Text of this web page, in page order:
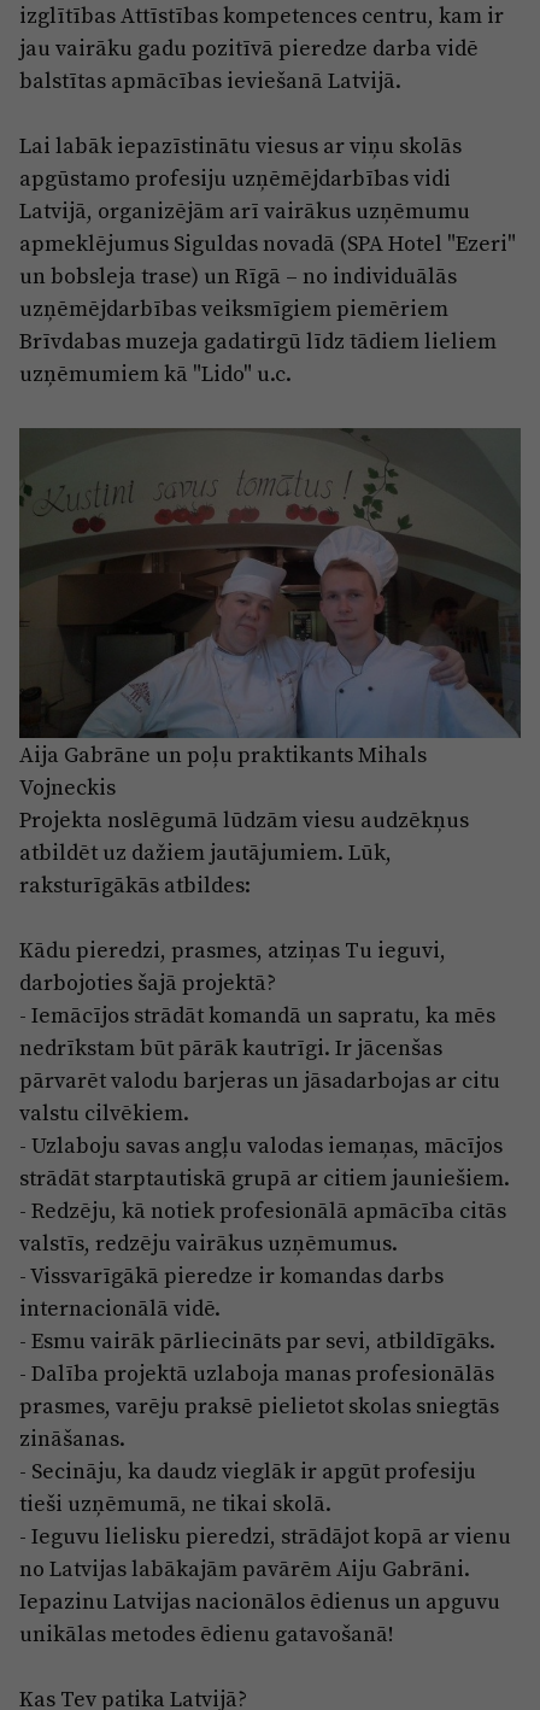
izglītības Attīstības kompetences centru, kam ir
jau vairāku gadu pozitīvā pieredze darba vidē
balstītas apmācības ieviešanā Latvijā.
Lai labāk iepazīstinātu viesus ar viņu skolās
apgūstamo profesiju uzņēmējdarbības vidi
Latvijā, organizējām arī vairākus uzņēmumu
apmeklējumus Siguldas novadā (SPA Hotel "Ezeri"
un bobsleja trase) un Rīgā – no individuālās
uzņēmējdarbības veiksmīgiem piemēriem
Brīvdabas muzeja gadatirgū līdz tādiem lieliem
uzņēmumiem kā "Lido" u.c.
Aija Gabrāne un poļu praktikants Mihals
Vojneckis
Projekta noslēgumā lūdzām viesu audzēkņus
atbildēt uz dažiem jautājumiem. Lūk,
raksturīgākās atbildes:
Kādu pieredzi, prasmes, atziņas Tu ieguvi,
darbojoties šajā projektā?
- Iemācījos strādāt komandā un sapratu, ka mēs
nedrīkstam būt pārāk kautrīgi. Ir jācenšas
pārvarēt valodu barjeras un jāsadarbojas ar citu
valstu cilvēkiem.
- Uzlaboju savas angļu valodas iemaņas, mācījos
strādāt starptautiskā grupā ar citiem jauniešiem.
- Redzēju, kā notiek profesionālā apmācība citās
valstīs, redzēju vairākus uzņēmumus.
- Vissvarīgākā pieredze ir komandas darbs
internacionālā vidē.
- Esmu vairāk pārliecināts par sevi, atbildīgāks.
- Dalība projektā uzlaboja manas profesionālās
prasmes, varēju praksē pielietot skolas sniegtās
zināšanas.
- Secināju, ka daudz vieglāk ir apgūt profesiju
tieši uzņēmumā, ne tikai skolā.
- Ieguvu lielisku pieredzi, strādājot kopā ar vienu
no Latvijas labākajām pavārēm Aiju Gabrāni.
Iepazinu Latvijas nacionālos ēdienus un apguvu
unikālas metodes ēdienu gatavošanā!
Kas Tev patika Latvijā?